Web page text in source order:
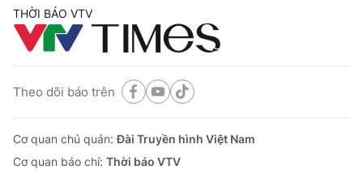
Phó Tổng Biên tập:
Nguyễn Trọng Ninh
Tổng đài VTV:
024.38 355 931 - 024.38 355 932
Email:toasoan@vtv.vn
THỜI BÁO VTV
Theo dõi báo trên
Cơ quan chủ quản:Đài Truyền hình Việt Nam
Cơ quan báo chí: Thời báo VTV